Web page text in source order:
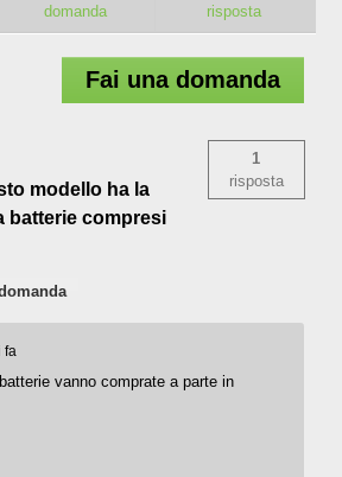
domanda risposta
Fai una domanda
modello ha la
batterie compresi
1
risposta
fa
vanno comprate a parte in